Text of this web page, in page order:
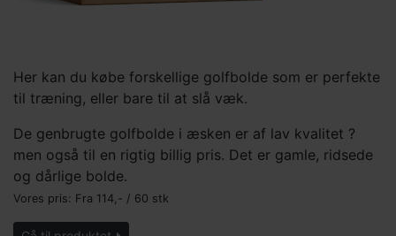
Her kan du købe forskellige golfbolde som er perfekte
til træning, eller bare til at slå væk.
De genbrugte golfbolde i æsken er af lav kvalitet ?
men også til en rigtig billig pris. Det er gamle, ridsede
og dårlige bolde.
Vores pris: Fra 114,- / 60 stk